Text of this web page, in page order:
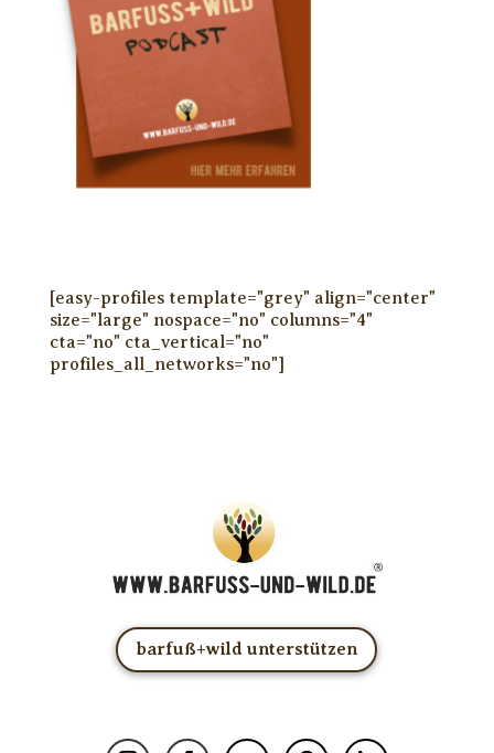
[easy-profiles template="grey" align="center"
size="large" nospace="no" columns="4"
cta="no" cta_vertical="no"
profiles_all_networks="no"]
barfuß+wild unterstützen